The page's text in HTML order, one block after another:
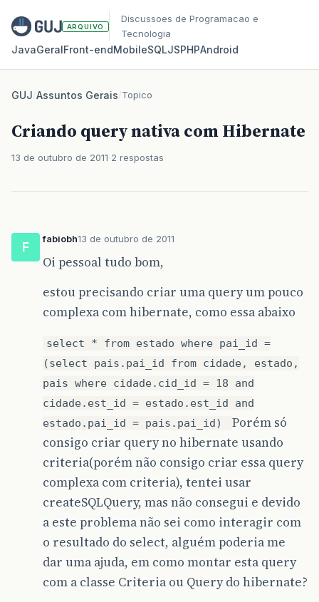
ARQUIVO
Discussoes de Programacao e
Tecnologia
JavaGeralFront‑endMobileSQLJSPHPAndroid
GUJ/Assuntos Gerais/Topico
Criando query nativa com Hibernate
13 de outubro de 2011 2 respostas
F
fabiobh13 de outubro de 2011
Oi pessoal tudo bom,
estou precisando criar uma query um pouco
complexa com hibernate, como essa abaixo
select * from estado where pai_id =
(select pais.pai_id from cidade, estado,
pais where cidade.cid_id = 18 and
cidade.est_id = estado.est_id and
estado.pai_id = pais.pai_id)
Porém só
consigo criar query no hibernate usando
criteria(porém não consigo criar essa query
complexa com criteria), tentei usar
createSQLQuery, mas não consegui e devido
a este problema não sei como interagir com
o resultado do select, alguém poderia me
dar uma ajuda, em como montar esta query
com a classe Criteria ou Query do hibernate?